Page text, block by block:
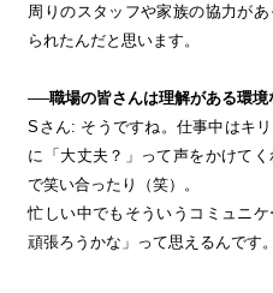
周りのスタッフや家族の協力が
られたんだと思います。
──職場の皆さんは理解がある環境
Sさん: そうですね。仕事中はキ
に「大丈夫？」って声をかけて
で笑い合ったり（笑）。
忙しい中でもそういうコミュニ
頑張ろうかな」って思えるんです。